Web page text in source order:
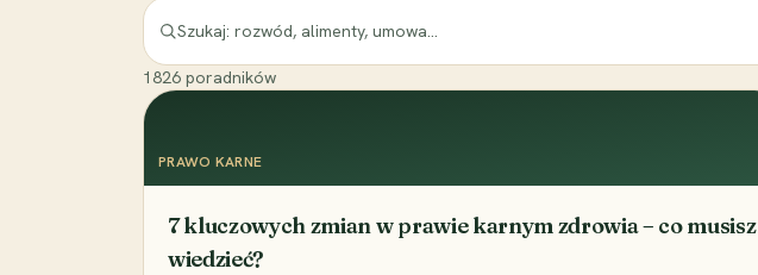
1826 poradników
PRAWO KARNE
7 kluczowych zmian w prawie karnym zdrowia – co musisz
wiedzieć?